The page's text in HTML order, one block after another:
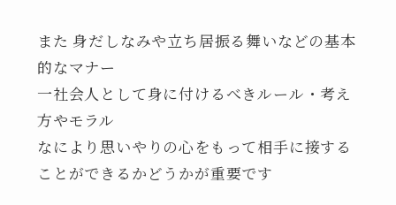
また 身だしなみや立ち居振る舞いなどの基本
的なマナー
一社会人として身に付けるべきルール・考え
方やモラル
なにより思いやりの心をもって相手に接する
ことができるかどうかが重要です